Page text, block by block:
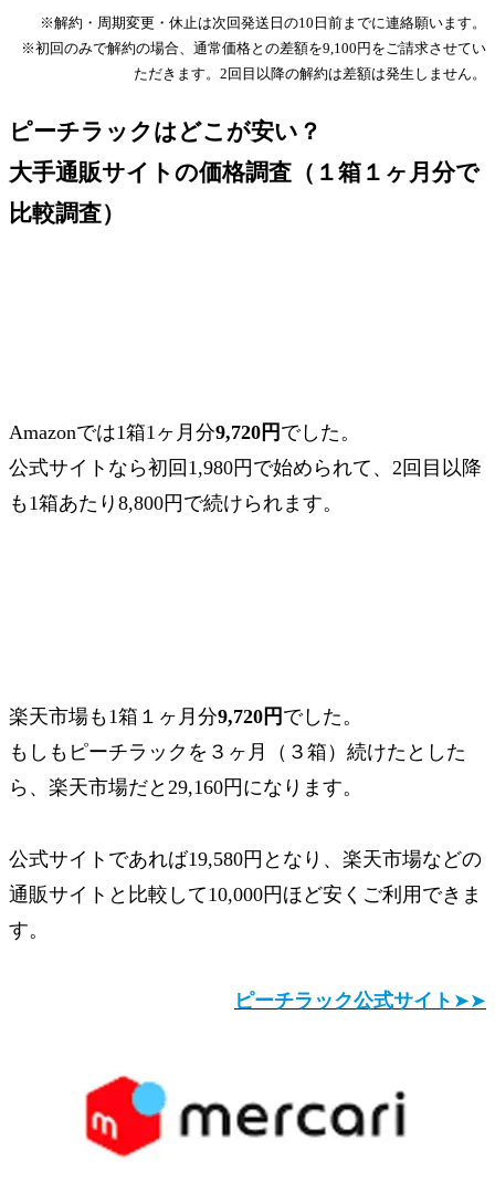
※解約・周期変更・休止は次回発送日の10日前までに連絡願います。
※初回のみで解約の場合、通常価格との差額を9,100円をご請求させてい
ただきます。2回目以降の解約は差額は発生しません。
ピーチラックはどこが安い？
大手通販サイトの価格調査（１箱１ヶ月分で
比較調査）
Amazonでは1箱1ヶ月分9,720円 でした。
公式サイトなら初回1,980円 で始められて、2回目以降
も1箱あたり 8,800円 で続けられます。
楽天市場も1箱１ヶ月分9,720円 でした。
もしもピーチラックを３ヶ月（３箱）続けたとした
ら、 楽天市場だと29,160円 になります。
公式サイトであれば19,580円 となり、楽天市場などの
通販サイトと比較して10,000円ほど安くご利用できま
す。
ピーチラック公式サイト ➤➤